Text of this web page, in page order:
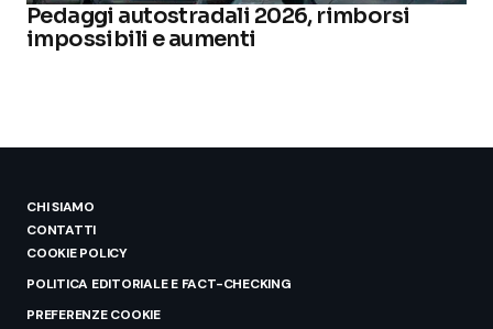
Pedaggi autostradali 2026, rimborsi
impossibili e aumenti
CHI SIAMO
CONTATTI
COOKIE POLICY
POLITICA EDITORIALE E FACT-CHECKING
PREFERENZE COOKIE